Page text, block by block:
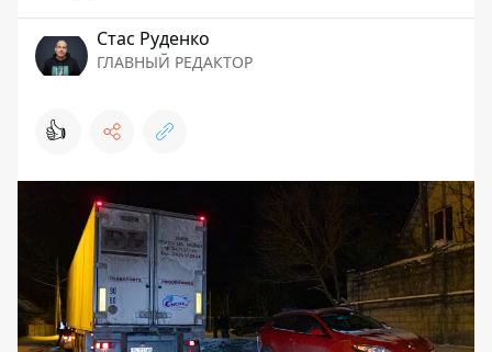
Стаc Руденко
ГЛАВНЫЙ РЕДАКТОР
👍